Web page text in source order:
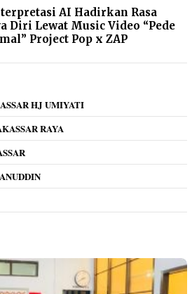
AI Hadirkan Rasa
Diri Lewat Music Video “Pede
Project Pop x ZAP
HJ UMIYATI
RAYA